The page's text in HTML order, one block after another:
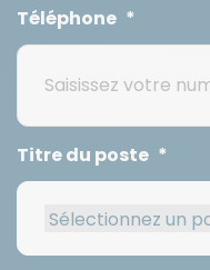
Téléphone *
Titre du poste *